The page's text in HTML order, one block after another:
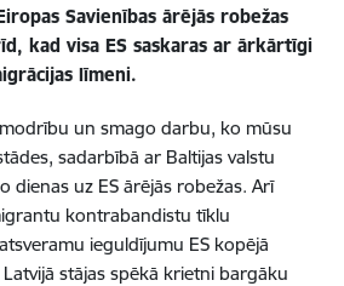
Savienības ārējās robežas
kad visa ES saskaras ar ārkārtīgi
līmeni.
un smago darbu, ko mūsu
sadarbībā ar Baltijas valstu
dienas uz ES ārējās robežas. Arī
kontrabandistu tīklu
ieguldījumu ES kopējā
stājas spēkā krietni bargāku